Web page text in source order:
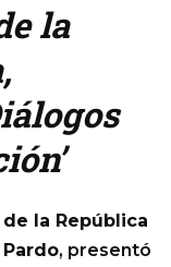
la
la República
, presentó